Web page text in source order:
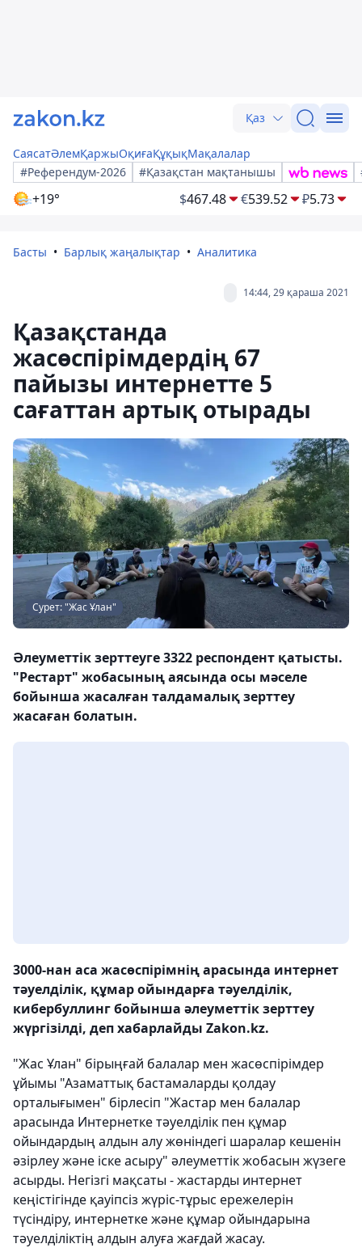
Қаз
СаясатӘлемҚаржыОқиғаҚұқықМақалалар
#Референдум-2026
#Қазақстан мақтанышы
+19° $467.48 €539.52 ₽5.73
Басты Барлық жаңалықтар Аналитика
14:44, 29 қараша 2021
Қазақстанда
жасөспірімдердің 67
пайызы интернетте 5
сағаттан артық отырады
Сурет: "Жас Ұлан"
Әлеуметтік зерттеуге 3322 респондент қатысты.
"Рестарт" жобасының аясында осы мәселе
бойынша жасалған талдамалық зерттеу
жасаған болатын.
3000-нан аса жасөспірімнің арасында интернет
тәуелділік, құмар ойындарға тәуелділік,
кибербуллинг бойынша әлеуметтік зерттеу
жүргізілді, деп хабарлайды Zakon.kz.
"Жас Ұлан" бірыңғай балалар мен жасөспірімдер
ұйымы "Азаматтық бастамаларды қолдау
орталығымен" бірлесіп "Жастар мен балалар
арасында Интернетке тәуелділік пен құмар
ойындардың алдын алу жөніндегі шаралар кешенін
әзірлеу және іске асыру" әлеуметтік жобасын жүзеге
асырды. Негізгі мақсаты - жастарды интернет
кеңістігінде қауіпсіз жүріс-тұрыс ережелерін
түсіндіру, интернетке және құмар ойындарына
тәуелділіктің алдын алуға жағдай жасау.